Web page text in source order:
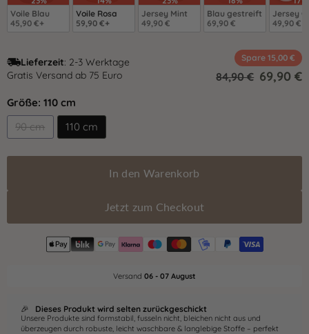
Voile Blau
45,90 €+
Voile Rosa
59,90 €+
Jersey Mint
49,90 €
Blau gestreift
69,90 €
Jersey
49,90 €
Lieferzeit: 2-3 Werktage
Gratis Versand ab 75 Euro
Spare 15,00 €
84,90 € 69,90 €
Größe: 110 cm
90 cm
110 cm
In den Warenkorb
Jetzt zum Checkout
Versand 06 - 07 August
🎉 Dieses Produkt wird selten zurückgeschickt
Unsere Produkte sind formstabil, fusseln nicht, bleichen nicht aus und
überzeugen durch robuste, leicht waschbare & langlebige Stoffe – perfekt